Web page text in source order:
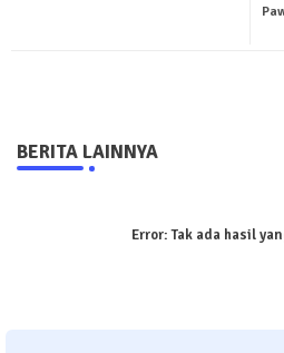
BERITA LAINNYA
Error:Tak ada hasil